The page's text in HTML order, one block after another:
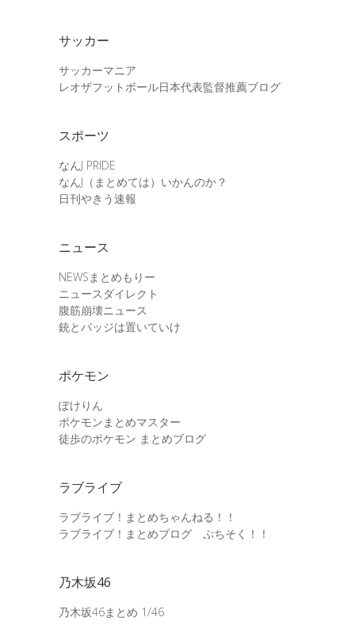
サッカー
サッカーマニア
レオザフットボール日本代表監督推薦ブログ
スポーツ
なんJ PRIDE
なんJ（まとめては）いかんのか？
日刊やきう速報
ニュース
NEWSまとめもりー
ニュースダイレクト
腹筋崩壊ニュース
銃とバッジは置いていけ
ポケモン
ぽけりん
ポケモンまとめマスター
徒歩のポケモン まとめブログ
ラブライブ
ラブライブ！まとめちゃんねる！！
ラブライブ！まとめブログ ぷちそく！！
乃木坂46
乃木坂46まとめ 1/46